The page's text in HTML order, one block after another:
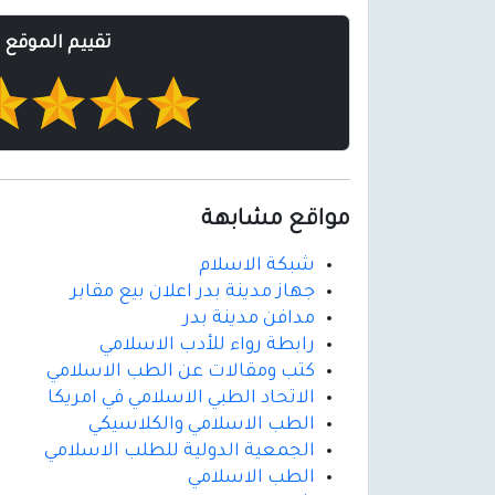
تقييم الموقع
مواقع مشابهة
شبكة الاسلام
جهاز مدينة بدر اعلان بيع مقابر
مدافن مدينة بدر
رابطة رواء للأدب الاسلامي
كتب ومقالات عن الطب الاسلامي
الاتحاد الطبي الاسلامي في امريكا
الطب الاسلامي والكلاسيكي
الجمعية الدولية للطلب الاسلامي
الطب الاسلامي